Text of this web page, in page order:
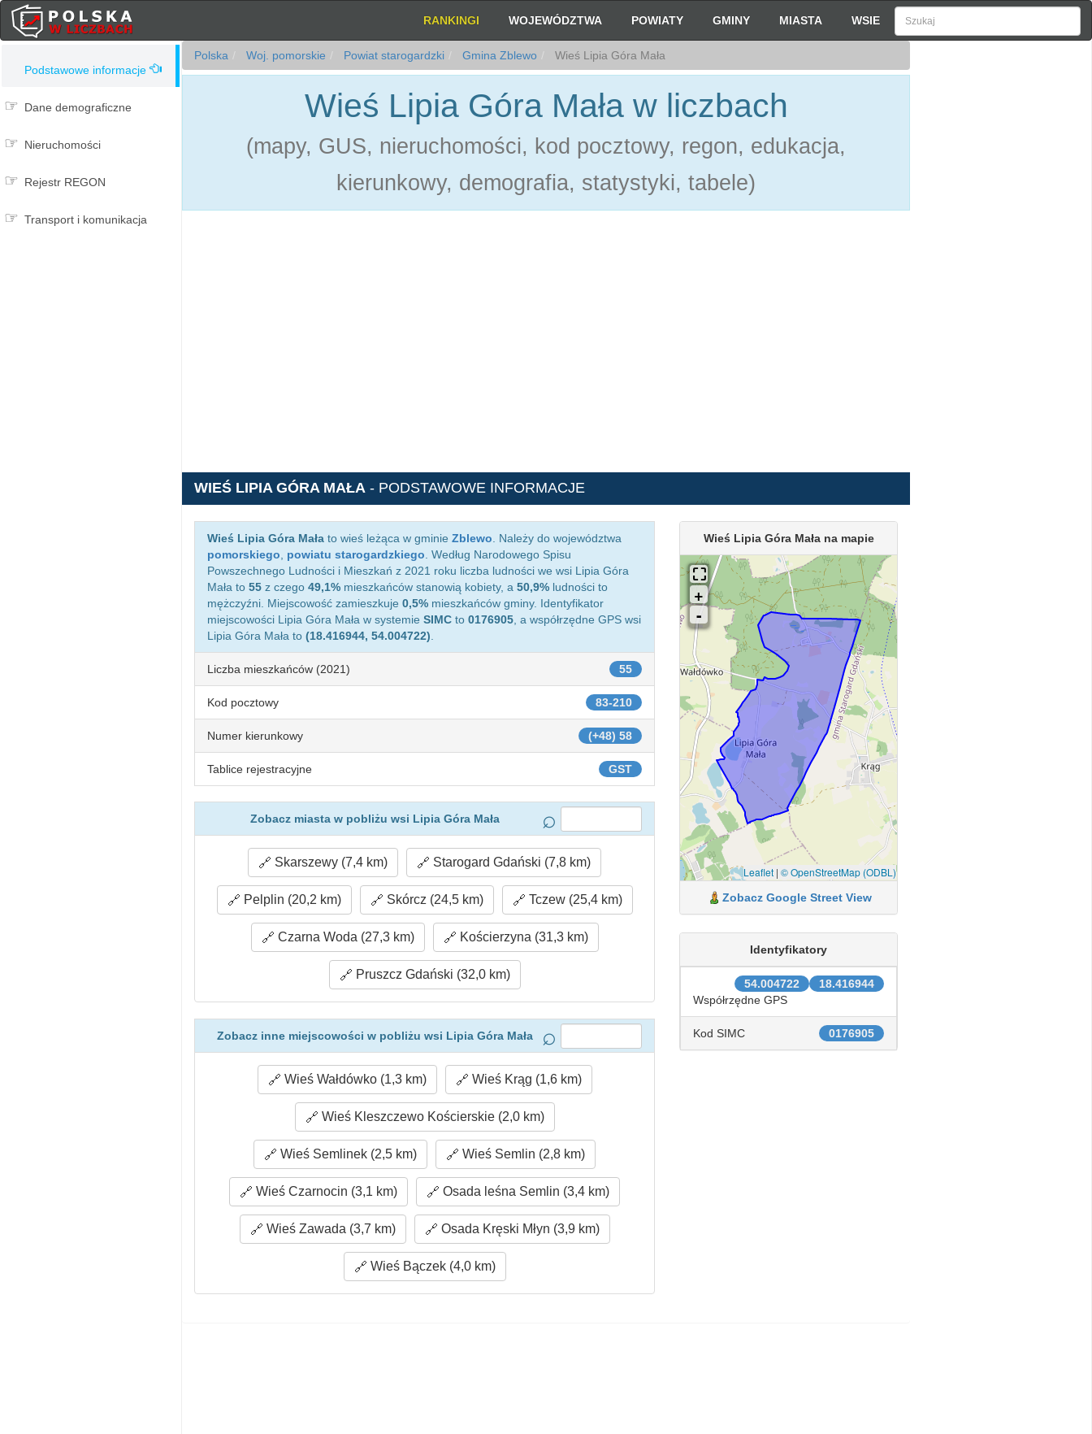
RANKINGI WOJEWÓDZTWA POWIATY GMINY MIASTA WSIE
Podstawowe informacje
Dane demograficzne
Nieruchomości
Rejestr REGON
Transport i komunikacja
Polska Woj. pomorskie Powiat starogardzki Gmina Zblewo Wieś Lipia Góra Mała
Wieś Lipia Góra Mała w liczbach
(mapy, GUS, nieruchomości, kod pocztowy, regon, edukacja,
kierunkowy, demografia, statystyki, tabele)
WIEŚ LIPIA GÓRA MAŁA - PODSTAWOWE INFORMACJE
Wieś Lipia Góra Mała to wieś leżąca w gminie Zblewo . Należy do województwa
pomorskiego
powiatu starogardzkiego . Według Narodowego Spisu
Powszechnego Ludności i Mieszkań z 2021 roku liczba ludności we wsi Lipia Góra
Mała to 55 z czego 49,1% mieszkańców stanowią kobiety, a 50,9% ludności to
mężczyźni. Miejscowość zamieszkuje 0,5% mieszkańców gminy. Identyfikator
miejscowości Lipia Góra Mała w systemie SIMC to 0176905 , a współrzędne GPS wsi
Lipia Góra Mała to (18.416944, 54.004722)
55
Liczba mieszkańców (2021)
83-210
Kod pocztowy
(+48) 58
Numer kierunkowy
GST
Tablice rejestracyjne
Zobacz miasta w pobliżu wsi Lipia Góra Mała
Skarszewy (7,4 km) Starogard Gdański (7,8 km)
Pelplin (20,2 km) Skórcz (24,5 km) Tczew (25,4 km)
Czarna Woda (27,3 km) Kościerzyna (31,3 km)
Pruszcz Gdański (32,0 km)
Zobacz inne miejscowości w pobliżu wsi Lipia Góra Mała
Wieś Wałdówko (1,3 km) Wieś Krąg (1,6 km)
Wieś Kleszczewo Kościerskie (2,0 km)
Wieś Semlinek (2,5 km) Wieś Semlin (2,8 km)
Wieś Czarnocin (3,1 km) Osada leśna Semlin (3,4 km)
Wieś Zawada (3,7 km) Osada Kręski Młyn (3,9 km)
Wieś Bączek (4,0 km)
Wieś Lipia Góra Mała na mapie
Leaflet| © OpenStreetMap (ODBL)
Zobacz Google Street View
Identyfikatory
18.416944
54.004722
Współrzędne GPS
0176905
Kod SIMC